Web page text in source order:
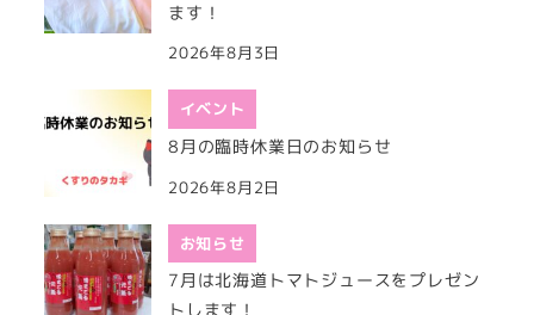
ます！
2026年8月3日
イベント
8月の臨時休業日のお知らせ
2026年8月2日
お知らせ
7月は北海道トマトジュースをプレゼン